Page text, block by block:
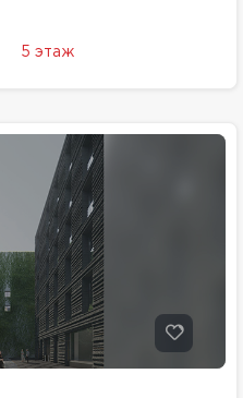
5 этаж